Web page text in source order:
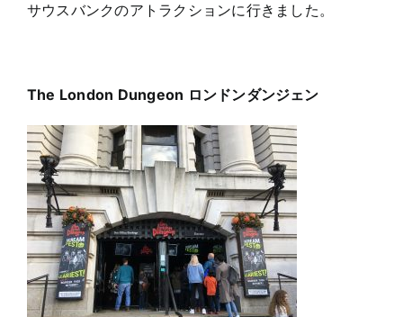
サウスバンクのアトラクションに行きました。
The London Dungeon ロンドンダンジェン